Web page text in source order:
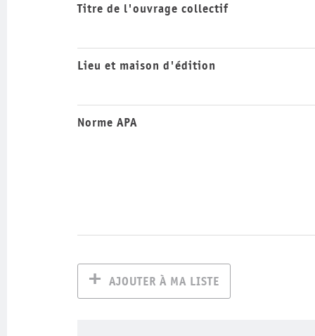
Titre de l'ouvrage collectif
Lieu et maison d'édition
Norme APA
AJOUTER À MA LISTE